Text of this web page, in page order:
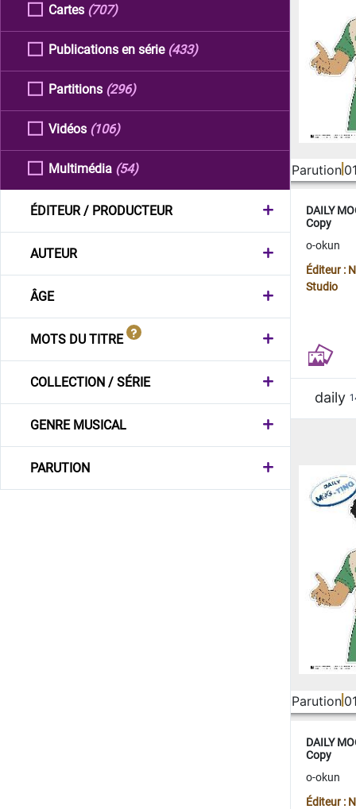
Cartes (707)
Publications en série (433)
Partitions (296)
Vidéos (106)
Multimédia (54)
ÉDITEUR / PRODUCTEUR
AUTEUR
ÂGE
MOTS DU TITRE
COLLECTION / SÉRIE
GENRE MUSICAL
PARUTION
Parution
DAILY
Copy
o-okun
Éditeur :
Studio
daily
Parution
DAILY
Copy
o-okun
Éditeur :